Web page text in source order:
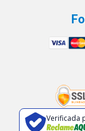
Verificada